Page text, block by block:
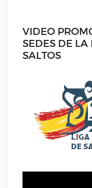
VIDEO
SEDES DE
SALTOS